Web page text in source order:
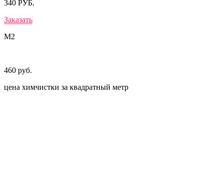
340 РУБ.
Заказать
М2
460 руб.
цена химчистки за квадратный метр